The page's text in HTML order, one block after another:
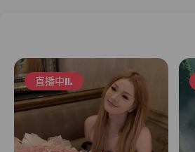
直播中